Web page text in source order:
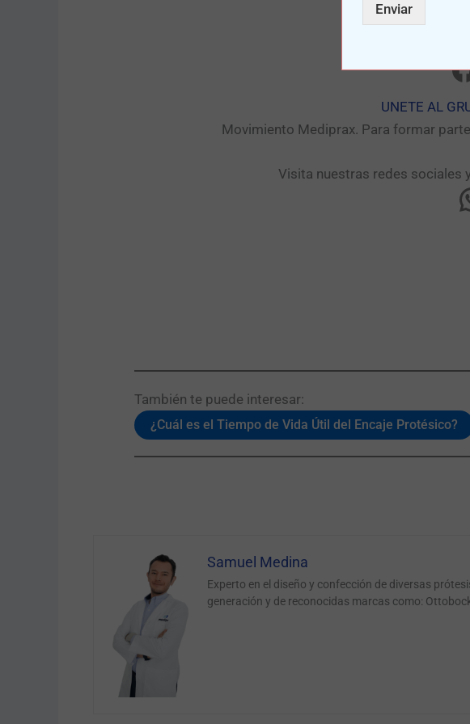
UNETE AL
Movimiento Mediprax. Para formar
Visita nuestras redes sociales
También te puede interesar:​
¿Cuál es el Tiempo de Vida Útil del Encaje Protésico?
Samuel Medina
Experto en el diseño y confección de diversas
generación y de reconocidas marcas como:
Enviar